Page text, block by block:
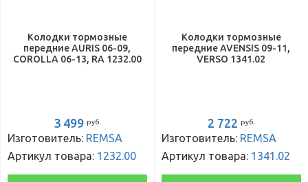
Колодки тормозные
передние AURIS 06-09,
COROLLA 06-13, RA 1232.00
3 499 руб.
Изготовитель: REMSA
Артикул товара: 1232.00
Колодки тормозные
передние AVENSIS 09-11,
VERSO 1341.02
2 722 руб.
Изготовитель: REMSA
Артикул товара: 1341.02